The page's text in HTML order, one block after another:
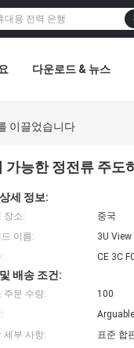
다운로드 & 뉴스
이끌었습니다
능한 정전류 주도
세 정보:
장소:
중국
이름:
3U View
CE 3C
배송 조건:
주문 수량:
100
Arguable
세부 사항:
표준 합